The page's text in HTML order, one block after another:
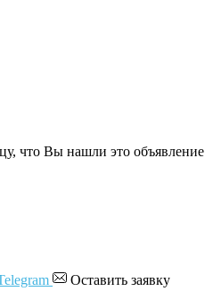
что Вы нашли это объявление
Оставить заявку